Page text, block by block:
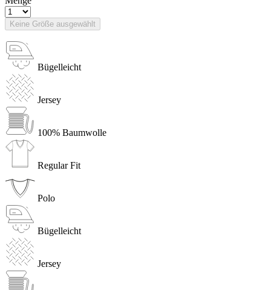
Keine Größe ausgewählt
Bügelleicht
Jersey
100% Baumwolle
Regular Fit
Polo
Bügelleicht
Jersey